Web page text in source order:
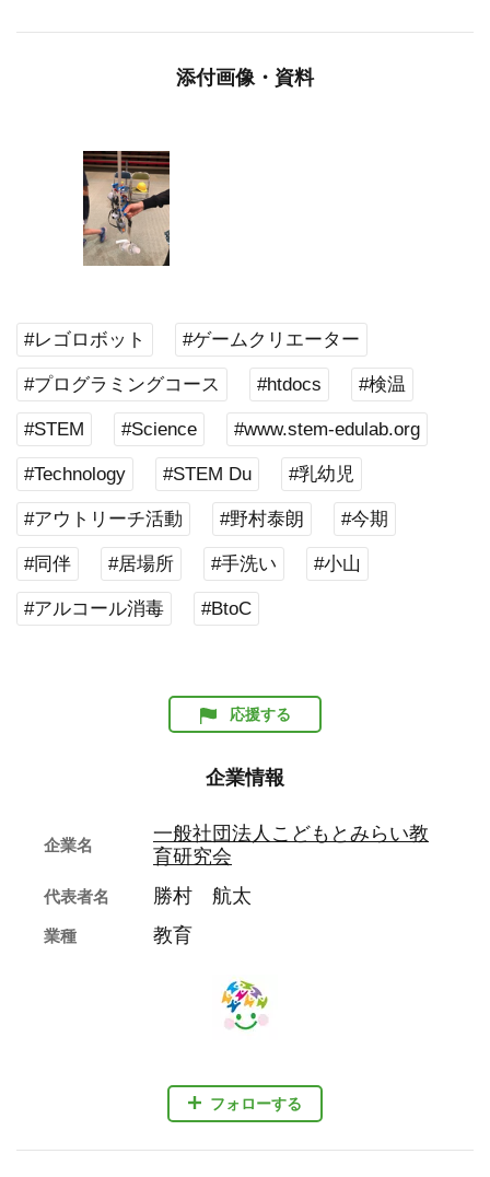
添付画像・資料
#レゴロボット #ゲームクリエーター
#プログラミングコース #htdocs #検温
#STEM #Science #www.stem-edulab.org
#Technology #STEM Du #乳幼児
#アウトリーチ活動 #野村泰朗 #今期
#同伴 #居場所 #手洗い #小山
#アルコール消毒 #BtoC
応援する
企業情報
フォローする
企業名
一般社団法人こどもとみらい教
育研究会
代表者名 勝村 航太
業種 教育